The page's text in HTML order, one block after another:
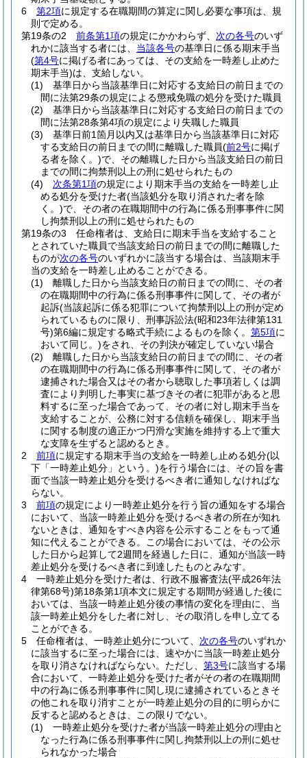
6
第2項に規定する在職期間の算定に関し必要な事項は、規
則で定める。
第19条の2
前条第1項の規定にかかわらず、 次の各号のいず
れかに該当する者には、 当該各号の基準日に係る期末手当
(第4号に掲げる者にあっては、その支給を一時差し止めた
期末手当)は、支給しない。
(1)
基準日から当該基準日に対応する支給日の前日までの
間に法第29条の規定による懲戒免職の処分を受けた職員
(2)
基準日から当該基準日に対応する支給日の前日までの
間に法第28条第4項の規定により失職した職員
(3)
基準日前1箇月以内又は基準日から当該基準日に対応
する支給日の前日までの間に離職した職員(前2号に掲げ
る者を除く。)で、その離職した日から当該支給日の前日
までの間に拘禁刑以上の刑に処せられたもの
(4)
次条第1項の規定により期末手当の支給を一時差し止
める処分を受けた者(当該処分を取り消された者を除
く。)で、その者の在職期間中の行為に係る刑事事件に関
し拘禁刑以上の刑に処せられたもの
第19条の3
任命権者は、支給日に期末手当を支給すること
とされていた職員で当該支給日の前日までの間に離職した
ものが次の各号のいずれかに該当する場合は、当該期末手
当の支給を一時差し止めることができる。
(1)
離職した日から当該支給日の前日までの間に、その者
の在職期間中の行為に係る刑事事件に関して、その者が
起訴(当該起訴に係る犯罪について拘禁刑以上の刑が定め
られているものに限り、刑事訴訟法(昭和23年法律第131
号)第6編に規定する略式手続によるものを除く。 第5項に
おいて同じ。)をされ、その判決が確定していない場合
(2)
離職した日から当該支給日の前日までの間に、その者
の在職期間中の行為に係る刑事事件に関して、その者が
逮捕された場合又はその者から聴取した事項若しくは調
査により判明した事実に基づきその者に犯罪があると思
料するに至った場合であって、その者に対し期末手当を
支給することが、公務に対する信頼を確保し、期末手当
に関する制度の適正かつ円滑な実施を維持する上で重大
な支障を生ずると認めるとき。
2
前項に規定する期末手当の支給を一時差し止める処分(以
下「一時差止処分」という。)を行う場合には、その旨を書
面で当該一時差止処分を受けるべき者に通知しなければな
らない。
3
前項の規定により一時差止処分を行う旨の通知をする場合
において、当該一時差止処分を受けるべき者の所在が知れ
ないときは、通知をすべき内容を公示することをもって通
知に代えることができる。
この場合においては、その公示
した日から起算して2週間を経過した日に、通知が当該一時
差止処分を受けるべき者に到達したものとみなす。
4
一時差止処分を受けた者は、行政不服審査法(平成26年法
律第68号)第18条第1項本文に規定する期間が経過した後に
おいては、当該一時差止処分後の事情の変化を理由に、当
該一時差止処分をした者に対し、その取消しを申し立てる
ことができる。
5
任命権者は、一時差止処分について、 次の各号のいずれか
に該当するに至った場合には、速やかに当該一時差止処分
を取り消さなければならない。 ただし、 第3号に該当する場
合において、一時差止処分を受けた者がその者の在職期間
中の行為に係る刑事事件に関し現に逮捕されているときそ
の他これを取り消すことが一時差止処分の目的に明らかに
反すると認めるときは、この限りでない。
(1)
一時差止処分を受けた者が当該一時差止処分の理由と
なった行為に係る刑事事件に関し拘禁刑以上の刑に処せ
られなかった場合